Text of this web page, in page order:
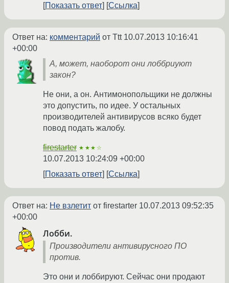
Показать ответ
Ссылка
Ответ на: комментарий от Ttt 10.07.2013 10:16:41
+00:00
А, может, наоборот они лоббриуют
закон?
Не они, а он. Антимонопольщики не должны
это допустить, по идее. У остальных
производителей антивирусов всяко будет
повод подать жалобу.
firestarter ★★★☆
10.07.2013 10:24:09 +00:00
Показать ответ
Ссылка
Ответ на: Не взлетит от firestarter 10.07.2013 09:52:35
+00:00
Лобби.
Производители антивирусного ПО
против.
Это они и лоббируют. Сейчас они продают